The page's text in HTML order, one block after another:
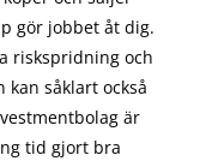
görjobbet åt dig.
riskspridning och
kan såklart också
är
tid gjort bra